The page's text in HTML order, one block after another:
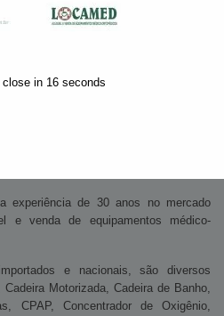
experiência de 30 anos no mercado
e venda de equipamentos médico-
e nacionais, são diversos
Motorizada, Cadeira de Banho,
CPAP, Concentrador de Oxigênio,
in 15 seconds